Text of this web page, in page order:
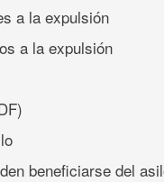
a la expulsión
a la expulsión
beneficiarse del